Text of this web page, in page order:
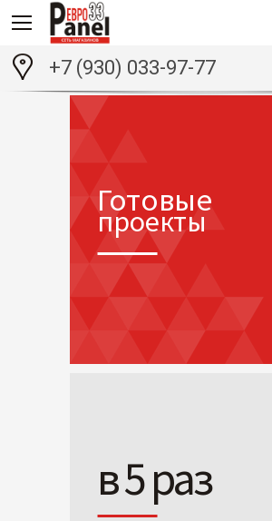
+7 (930) 033-97-77
Готовые
проекты
в 5 раз